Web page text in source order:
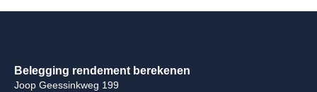
Belegging rendement berekenen
Joop Geessinkweg 199